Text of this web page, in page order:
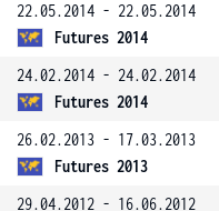
22.05.2014 - 22.05.2014
Futures 2014
24.02.2014 - 24.02.2014
Futures 2014
26.02.2013 - 17.03.2013
Futures 2013
29.04.2012 - 16.06.2012